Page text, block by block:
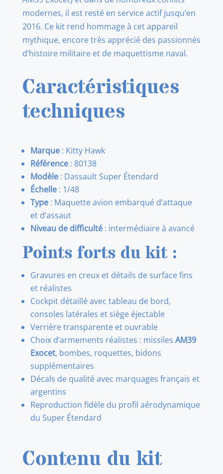
modernes, il est resté en service actif jusqu’en
2016. Ce kit rend hommage à cet appareil
mythique, encore très apprécié des passionnés
d’histoire militaire et de maquettisme naval.
Caractéristiques
techniques
Marque: Kitty Hawk
Référence: 80138
Modèle: Dassault Super Étendard
Échelle: 1/48
Type: Maquette avion embarqué d’attaque
et d’assaut
Niveau de difficulté: intermédiaire à avancé
Points forts du kit :
Gravures en creux et détails de surface fins
et réalistes
Cockpit détaillé avec tableau de bord,
consoles latérales et siège éjectable
Verrière transparente et ouvrable
Choix d’armements réalistes : missiles AM39
Exocet, bombes, roquettes, bidons
supplémentaires
Décals de qualité avec marquages français et
argentins
Reproduction fidèle du profil aérodynamique
du Super Étendard
Contenu du kit